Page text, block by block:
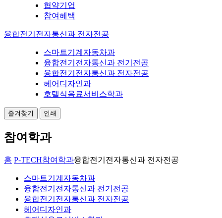
협약기업
참여혜택
융합전기전자통신과 전자전공
스마트기계자동차과
융합전기전자통신과 전기전공
융합전기전자통신과 전자전공
헤어디자인과
호텔식음료서비스학과
즐겨찾기 인쇄
참여학과
홈 P-TECH참여학과융합전기전자통신과 전자전공
스마트기계자동차과
융합전기전자통신과 전기전공
융합전기전자통신과 전자전공
헤어디자인과